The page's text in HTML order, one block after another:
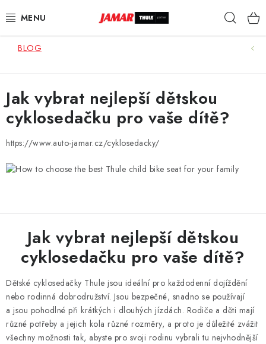
na
STŘEŠNÍ NOSIČE
STŘEŠNÍ BOXY
KOČÁRKY
DĚTSKÉ ZBOŽÍ
AUTODOPLŇKY
PŮJČOVNA
AKCE
PRO PSY
BLOG
Jak vybrat nejlepší dětskou
cyklosedačku pro vaše dítě?
https://www.auto-jamar.cz/cyklosedacky/
Jak vybrat nejlepší dětskou
cyklosedačku pro vaše dítě?
Dětské cyklosedačky Thule jsou ideální pro každodenní dojíždění
nebo rodinná dobrodružství. Jsou bezpečné, snadno se používají
a jsou pohodlné při krátkých i dlouhých jízdách. Rodiče a děti mají
různé potřeby a jejich kola různé rozměry, a proto je důležité zvážit
všechny možnosti tak, abyste pro svoji rodinu vybrali tu nejvhodnější